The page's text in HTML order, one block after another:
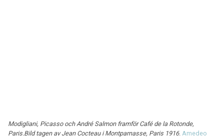
Modigliani, Picasso och André Salmon framför Café de la Rotonde,
Paris.Bild tagen av Jean Cocteau i Montparnasse, Paris 1916. Amedeo